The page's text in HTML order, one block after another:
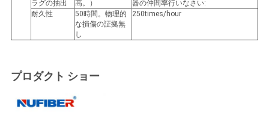
ラグの抽出
高。）
器の仲間率行いなさい:
耐久性
50時間。物理的
な損傷の証拠無
し
250times/hour
プロダクト ショー